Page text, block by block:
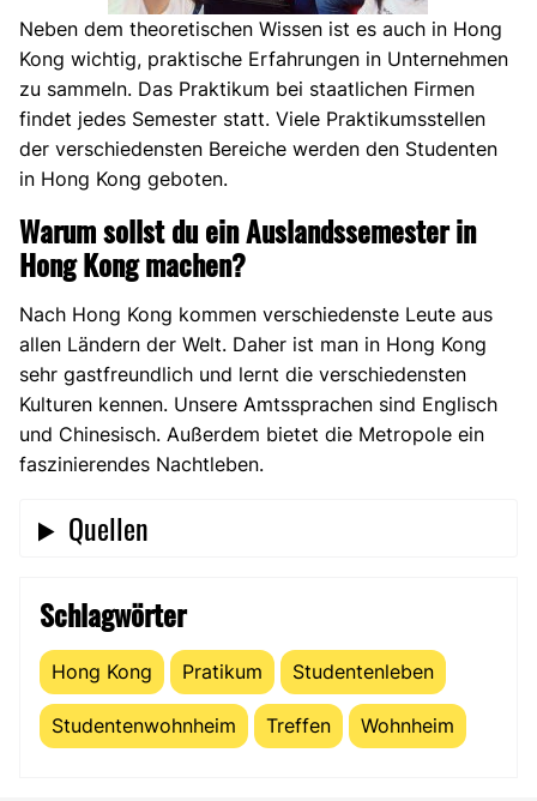
Neben dem theoretischen Wissen ist es auch in Hong
Kong wichtig, praktische Erfahrungen in Unternehmen
zu sammeln. Das Praktikum bei staatlichen Firmen
findet jedes Semester statt. Viele Praktikumsstellen
der verschiedensten Bereiche werden den Studenten
in Hong Kong geboten.
Warum sollst du ein Auslandssemester in
Hong Kong machen?
Nach Hong Kong kommen verschiedenste Leute aus
allen Ländern der Welt. Daher ist man in Hong Kong
sehr gastfreundlich und lernt die verschiedensten
Kulturen kennen. Unsere Amtssprachen sind Englisch
und Chinesisch. Außerdem bietet die Metropole ein
faszinierendes Nachtleben.
Quellen
Schlagwörter
Hong Kong Pratikum Studentenleben
Studentenwohnheim Treffen Wohnheim